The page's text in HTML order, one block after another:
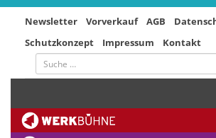
Newsletter Vorverkauf AGB
Schutzkonzept
Impressum Kontakt